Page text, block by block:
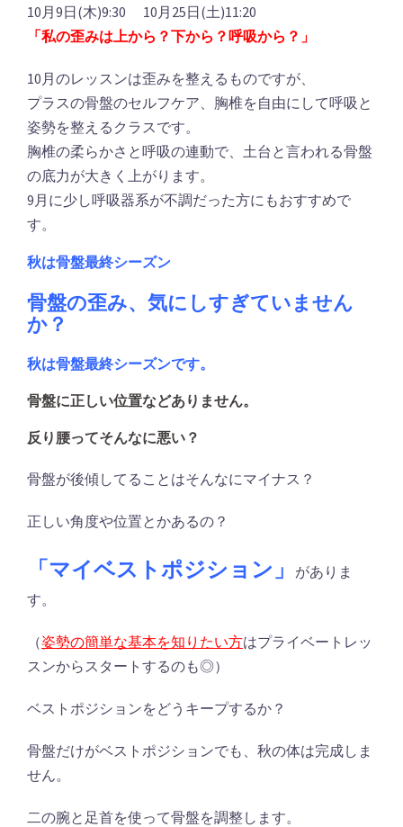
10月9日(木)9:30 10月25日(土)11:20
「私の歪みは上から？下から？呼吸から？」
10月のレッスンは歪みを整えるものですが、
プラスの骨盤のセルフケア、胸椎を自由にして呼吸と
姿勢を整えるクラスです。
胸椎の柔らかさと呼吸の連動で、土台と言われる骨盤
の底力が大きく上がります。
9月に少し呼吸器系が不調だった方にもおすすめで
す。
秋は骨盤最終シーズン
骨盤の歪み、気にしすぎていません
か？
秋は骨盤最終シーズンです。
骨盤に正しい位置などありません。
反り腰ってそんなに悪い？
骨盤が後傾してることはそんなにマイナス？
正しい角度や位置とかあるの？
「マイベストポジション」
がありま
す。
（姿勢の簡単な基本を知りたい方はプライベートレッ
スンからスタートするのも◎）
ベストポジションをどうキープするか？
骨盤だけがベストポジションでも、秋の体は完成しま
せん。
二の腕と足首を使って骨盤を調整します。